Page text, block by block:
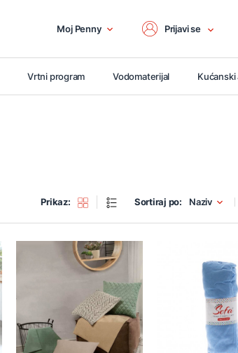
Moj Penny Prijavi se
Vrtni program Vodomaterijal Kućanski
Prikaz: Sortiraj po: Naziv